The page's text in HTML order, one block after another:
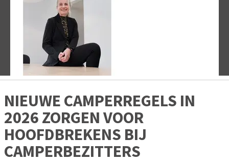
NIEUWE CAMPERREGELS IN
2026 ZORGEN VOOR
HOOFDBREKENS BIJ
CAMPERBEZITTERS